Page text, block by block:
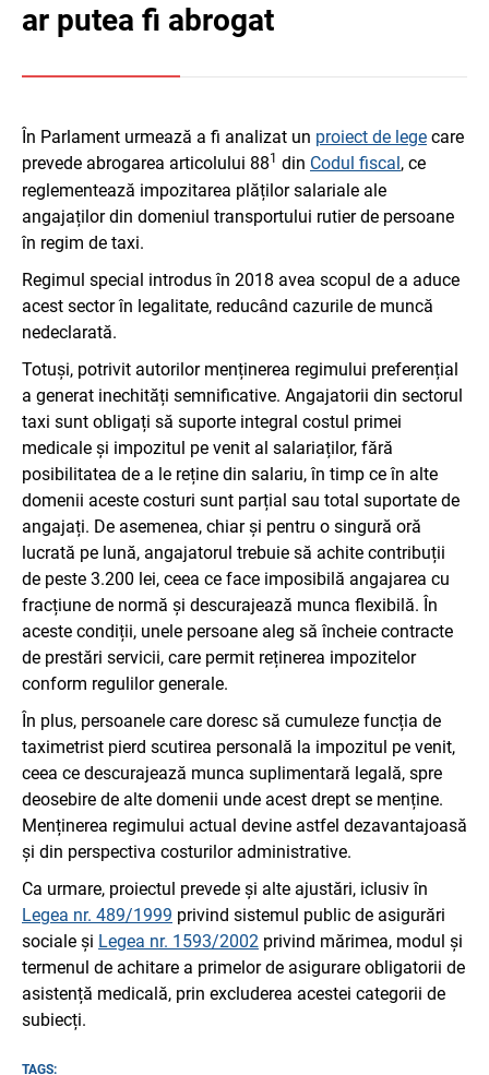
ar putea fi abrogat
În Parlament urmează a fi analizat un proiect de lege care
prevede abrogarea articolului 881 din Codul fiscal, ce
reglementează impozitarea plăților salariale ale
angajaților din domeniul transportului rutier de persoane
în regim de taxi.
Regimul special introdus în 2018 avea scopul de a aduce
acest sector în legalitate, reducând cazurile de muncă
nedeclarată.
Totuși, potrivit autorilor menținerea regimului preferențial
a generat inechități semnificative. Angajatorii din sectorul
taxi sunt obligați să suporte integral costul primei
medicale și impozitul pe venit al salariaților, fără
posibilitatea de a le reține din salariu, în timp ce în alte
domenii aceste costuri sunt parțial sau total suportate de
angajați. De asemenea, chiar și pentru o singură oră
lucrată pe lună, angajatorul trebuie să achite contribuții
de peste 3.200 lei, ceea ce face imposibilă angajarea cu
fracțiune de normă și descurajează munca flexibilă. În
aceste condiții, unele persoane aleg să încheie contracte
de prestări servicii, care permit reținerea impozitelor
conform regulilor generale.
În plus, persoanele care doresc să cumuleze funcția de
taximetrist pierd scutirea personală la impozitul pe venit,
ceea ce descurajează munca suplimentară legală, spre
deosebire de alte domenii unde acest drept se menține.
Menținerea regimului actual devine astfel dezavantajoasă
și din perspectiva costurilor administrative.
Ca urmare, proiectul prevede și alte ajustări, iclusiv în
Legea nr. 489/1999 privind sistemul public de asigurări
sociale și Legea nr. 1593/2002 privind mărimea, modul și
termenul de achitare a primelor de asigurare obligatorii de
asistență medicală, prin excluderea acestei categorii de
subiecți.
TAGS: